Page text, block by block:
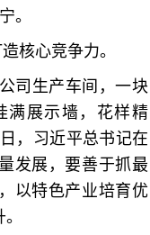
。
核心竞争力。
司生产车间，一块
满展示墙，花样精
，习近平总书记在
发展，要善于抓最
以特色产业培育优